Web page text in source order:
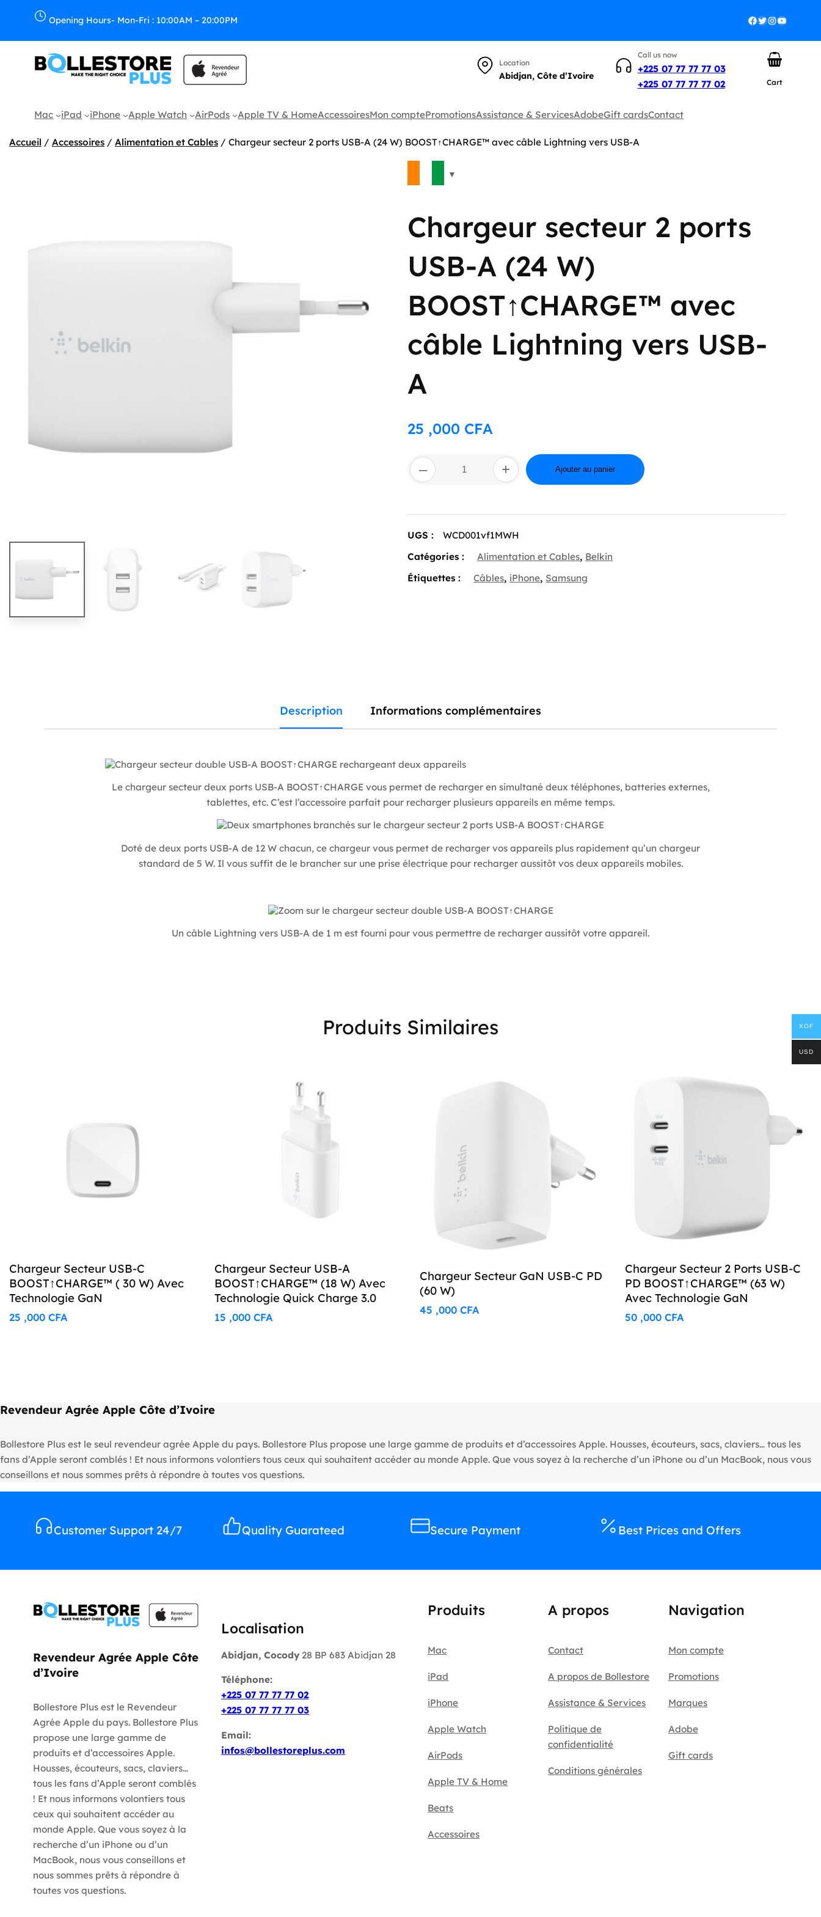
Opening Hours- Mon-Fri : 10:00AM – 20:00PM Facebook Twitter InstagramYouTube
Location
Abidjan, Côte d’Ivoire
Call us now
+225 07 77 77 77 03
+225 07 77 77 77 02
Cart
Mac iPad iPhone Apple Watch AirPods Apple TV & HomeAccessoiresMon comptePromotionsAssistance & ServicesAdobeGift cardsContact
Accueil / Accessoires / Alimentation et Cables / Chargeur secteur 2 ports USB-A (24 W) BOOST↑CHARGE™ avec câble Lightning vers USB-A
Chargeur secteur 2 ports
USB-A (24 W)
BOOST↑CHARGE™ avec
câble Lightning vers USB-
A
25 ,000 CFA
–
quantité
de
Chargeur
ports
A
(24
W)
BOOST↑CHARGE™
avec
+ Ajouter au panier
UGS :
WCD001vf1MWH
Catégories :
Alimentation et Cables, Belkin
Étiquettes :
Câbles, iPhone, Samsung
Description Informations complémentaires
Le chargeur secteur deux ports USB-A BOOST↑CHARGE vous permet de recharger en simultané deux téléphones, batteries externes,
tablettes, etc. C’est l’accessoire parfait pour recharger plusieurs appareils en même temps.
Doté de deux ports USB-A de 12 W chacun, ce chargeur vous permet de recharger vos appareils plus rapidement qu’un chargeur
standard de 5 W. Il vous suffit de le brancher sur une prise électrique pour recharger aussitôt vos deux appareils mobiles.
Un câble Lightning vers USB-A de 1 m est fourni pour vous permettre de recharger aussitôt votre appareil.
Produits Similaires
Chargeur Secteur USB-C
BOOST↑CHARGE™ ( 30 W) Avec
Technologie GaN
25 ,000CFA
Chargeur Secteur USB-A
BOOST↑CHARGE™ (18 W) Avec
Technologie Quick Charge 3.0
15 ,000CFA
Chargeur Secteur GaN USB-C PD
(60 W)
45 ,000CFA
Chargeur Secteur 2 Ports USB-C
PD BOOST↑CHARGE™ (63 W)
Avec Technologie GaN
50 ,000CFA
Revendeur Agrée Apple Côte d’Ivoire
Bollestore Plus est le seul revendeur agrée Apple du pays. Bollestore Plus propose une large gamme de produits et d’accessoires Apple. Housses, écouteurs, sacs, claviers… tous les
fans d’Apple seront comblés ! Et nous informons volontiers tous ceux qui souhaitent accéder au monde Apple. Que vous soyez à la recherche d’un iPhone ou d’un MacBook, nous vous
conseillons et nous sommes prêts à répondre à toutes vos questions.
Customer Support 24/7 Quality Guarateed Secure Payment Best Prices and Offers
Revendeur Agrée Apple Côte
d’Ivoire
Bollestore Plus est le Revendeur
Agrée Apple du pays. Bollestore Plus
propose une large gamme de
produits et d’accessoires Apple.
Housses, écouteurs, sacs, claviers…
tous les fans d’Apple seront comblés
! Et nous informons volontiers tous
ceux qui souhaitent accéder au
monde Apple. Que vous soyez à la
recherche d’un iPhone ou d’un
MacBook, nous vous conseillons et
nous sommes prêts à répondre à
toutes vos questions.
Localisation
Abidjan, Cocody 28 BP 683 Abidjan 28
Téléphone:
+225 07 77 77 77 02
+225 07 77 77 77 03
Email:
infos@bollestoreplus.com
Produits
Mac
iPad
iPhone
Apple Watch
AirPods
Apple TV & Home
Beats
Accessoires
A propos
Contact
A propos de Bollestore
Assistance & Services
Politique de
confidentialité
Conditions générales
Navigation
Mon compte
Promotions
Marques
Adobe
Gift cards
XOF
USD